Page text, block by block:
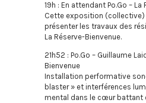
19h : En attendant Po.Go –
Cette exposition (collective)
présenter les travaux des
La Réserve-Bienvenue.
21h52 : Po.Go – Guillaume
Bienvenue
Installation performative
blaster » et interférences
mental dans le cœur battant